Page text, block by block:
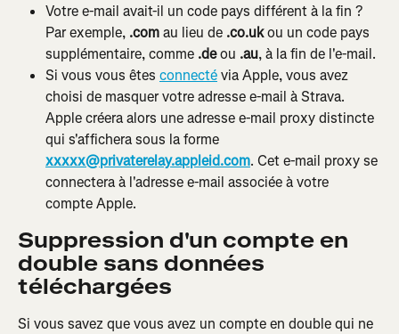
Votre e-mail avait-il un code pays différent à la fin ?
Par exemple, .com au lieu de .co.uk ou un code pays
supplémentaire, comme .de ou .au, à la fin de l'e-mail.
Si vous vous êtes connecté via Apple, vous avez
choisi de masquer votre adresse e-mail à Strava.
Apple créera alors une adresse e-mail proxy distincte
qui s'affichera sous la forme
xxxxx@privaterelay.appleid.com. Cet e-mail proxy se
connectera à l'adresse e-mail associée à votre
compte Apple.
Suppression d'un compte en
double sans données
téléchargées
Si vous savez que vous avez un compte en double qui ne